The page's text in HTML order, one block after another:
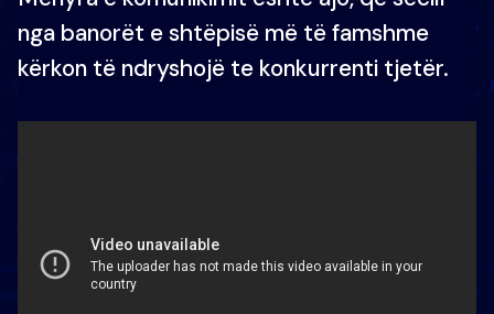
nga banorët e shtëpisë më të famshme
kërkon të ndryshojë te konkurrenti tjetër.